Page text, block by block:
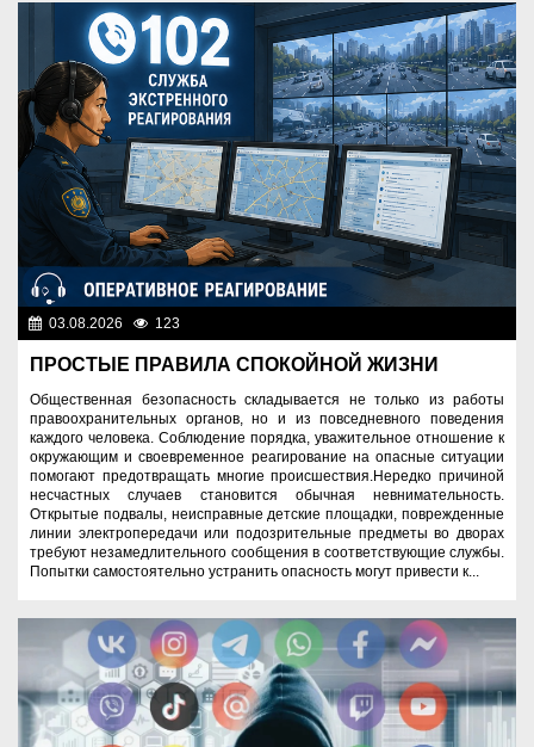
03.08.2026 123
ПРОСТЫЕ ПРАВИЛА СПОКОЙНОЙ ЖИЗНИ
Общественная безопасность складывается не только из работы
правоохранительных органов, но и из повседневного поведения
каждого человека. Соблюдение порядка, уважительное отношение к
окружающим и своевременное реагирование на опасные ситуации
помогают предотвращать многие происшествия.Нередко причиной
несчастных случаев становится обычная невнимательность.
Открытые подвалы, неисправные детские площадки, поврежденные
линии электропередачи или подозрительные предметы во дворах
требуют незамедлительного сообщения в соответствующие службы.
Попытки самостоятельно устранить опасность могут привести к...